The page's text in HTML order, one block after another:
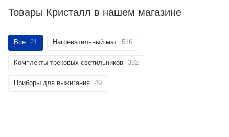
Товары Кристалл в нашем магазине
Все 21 Нагревательный мат 516
Комплекты трековых светильников 392
Приборы для выжигания 49